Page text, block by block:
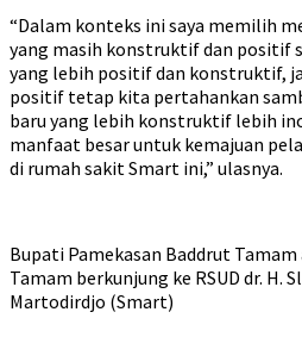
“Dalam konteks ini saya memilih
yang masih konstruktif dan positif
yang lebih positif dan konstruktif,
positif tetap kita pertahankan
baru yang lebih konstruktif lebih
manfaat besar untuk kemajuan
di rumah sakit Smart ini,” ulasnya.
Bupati Pamekasan Baddrut Tamam
Tamam berkunjung ke RSUD dr. H.
Martodirdjo (Smart)